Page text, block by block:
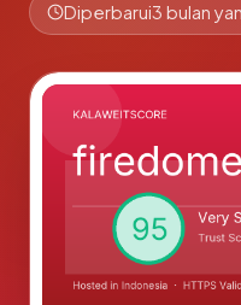
Diperbarui3 bulan